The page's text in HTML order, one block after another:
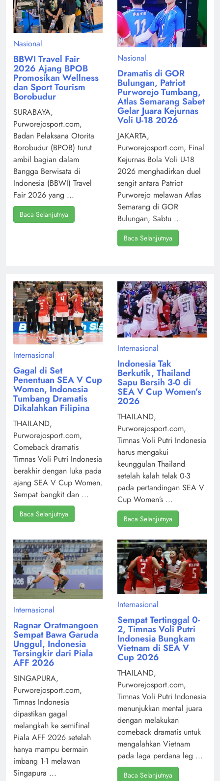
Nasional
BBWI Travel Fair
2026 Ajang BPOB
Promosikan Wellness
dan Sport Tourism
Borobudur
SURABAYA,
Purworejosport.com,
Badan Pelaksana Otorita
Borobudur (BPOB) turut
ambil bagian dalam
Bangga Berwisata di
Indonesia (BBWI) Travel
Fair 2026 yang ...
Baca Selanjutnya
Nasional
Dramatis di GOR
Bulungan, Patriot
Purworejo Tumbang,
Atlas Semarang Sabet
Gelar Juara Kejurnas
Voli U-18 2026
JAKARTA,
Purworejosport.com, Final
Kejurnas Bola Voli U-18
2026 menghadirkan duel
sengit antara Patriot
Purworejo melawan Atlas
Semarang di GOR
Bulungan, Sabtu ...
Baca Selanjutnya
Internasional
Gagal di Set
Penentuan SEA V Cup
Women, Indonesia
Tumbang Dramatis
Dikalahkan Filipina
THAILAND,
Purworejosport.com,
Comeback dramatis
Timnas Voli Putri Indonesia
berakhir dengan luka pada
ajang SEA V Cup Women.
Sempat bangkit dan ...
Baca Selanjutnya
Internasional
Indonesia Tak
Berkutik, Thailand
Sapu Bersih 3-0 di
SEA V Cup Women’s
2026
THAILAND,
Purworejosport.com,
Timnas Voli Putri Indonesia
harus mengakui
keunggulan Thailand
setelah kalah telak 0-3
pada pertandingan SEA V
Cup Women’s ...
Baca Selanjutnya
Internasional
Ragnar Oratmangoen
Sempat Bawa Garuda
Unggul, Indonesia
Tersingkir dari Piala
AFF 2026
SINGAPURA,
Purworejosport.com,
Timnas Indonesia
dipastikan gagal
melangkah ke semifinal
Piala AFF 2026 setelah
hanya mampu bermain
imbang 1-1 melawan
Singapura ...
Internasional
Sempat Tertinggal 0-
2, Timnas Voli Putri
Indonesia Bungkam
Vietnam di SEA V
Cup 2026
THAILAND,
Purworejosport.com,
Timnas Voli Putri Indonesia
menunjukkan mental juara
dengan melakukan
comeback dramatis untuk
mengalahkan Vietnam
pada laga perdana leg ...
Baca Selanjutnya